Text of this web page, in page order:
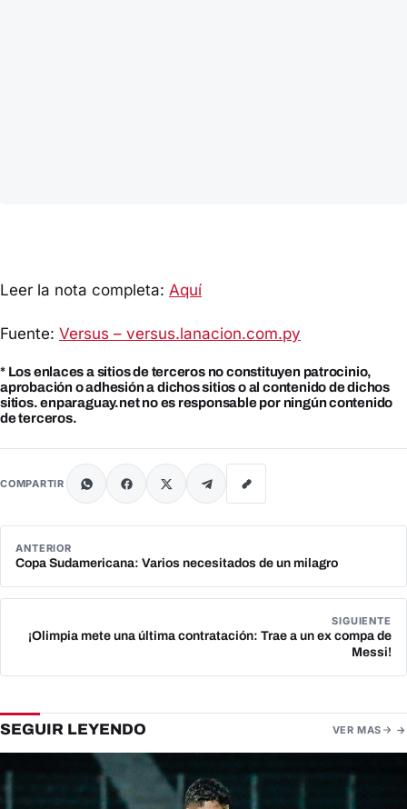
Leer la nota completa: Aquí
Fuente: Versus – versus.lanacion.com.py
* Los enlaces a sitios de terceros no constituyen patrocinio,
aprobación o adhesión a dichos sitios o al contenido de dichos
sitios. enparaguay.net no es responsable por ningún contenido
de terceros.
COMPARTIR
ANTERIOR
Copa Sudamericana: Varios necesitados de un milagro
SIGUIENTE
¡Olimpia mete una última contratación: Trae a un ex compa de
Messi!
SEGUIR LEYENDO VER MAS